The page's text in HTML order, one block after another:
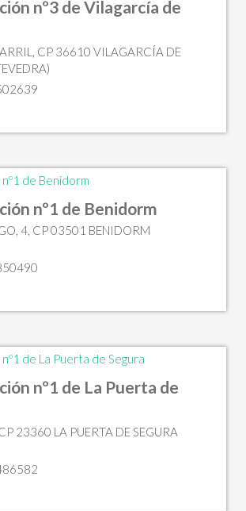
nº3 de Vilagarcía de
CP 36610 VILAGARCÍA DE
nº1 de Benidorm
4, CP 03501 BENIDORM
nº1 de La Puerta de
23360 LA PUERTA DE SEGURA